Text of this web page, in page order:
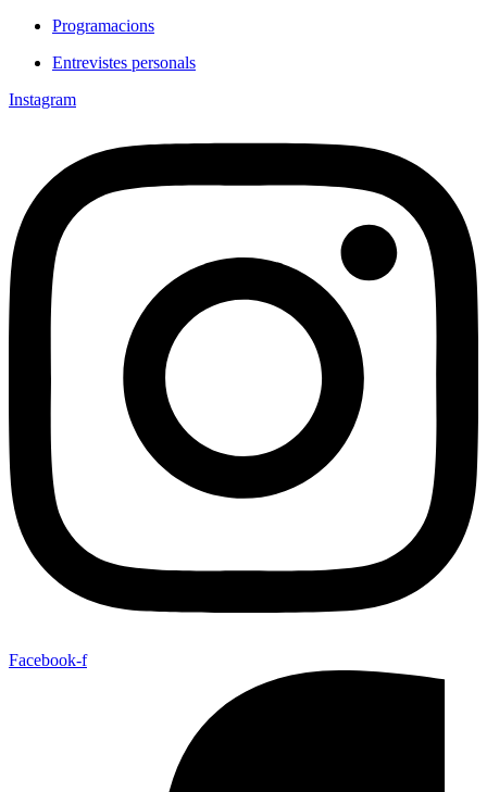
Programacions
Entrevistes personals
Instagram
Facebook-f